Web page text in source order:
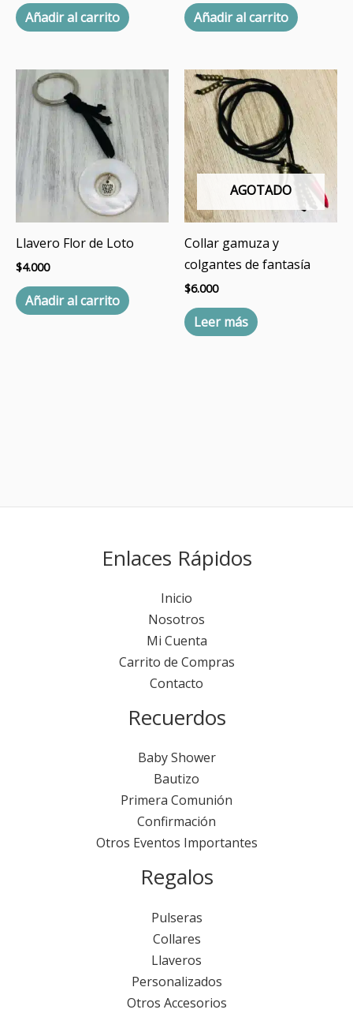
Añadir al carrito Añadir al carrito
Llavero Flor de Loto
$4.000
Añadir al carrito
AGOTADO
Collar gamuza y
colgantes de fantasía
$6.000
Leer más
Enlaces Rápidos
Inicio
Nosotros
Mi Cuenta
Carrito de Compras
Contacto
Recuerdos
Baby Shower
Bautizo
Primera Comunión
Confirmación
Otros Eventos Importantes
Regalos
Pulseras
Collares
Llaveros
Personalizados
Otros Accesorios